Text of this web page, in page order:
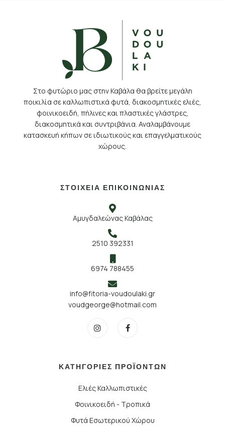
Στο φυτώριο μας στην Καβάλα θα βρείτε μεγάλη
ποικιλία σε καλλωπιστικά φυτά, διακοσμητικές ελιές,
φοινικοειδή, πήλινες και πλαστικές γλάστρες,
διακοσμητικά και συντριβάνια. Αναλαμβάνουμε
κατασκευή κήπων σε ιδιωτικούς και επαγγελματικούς
χώρους.
ΣΤΟΙΧΕΙΑ ΕΠΙΚΟΙΝΩΝΙΑΣ
Αμυγδαλεώνας Καβάλας
2510 392331
6974 788455
info@fitoria-voudoulaki.gr
voudgeorge@hotmail.com
ΚΑΤΗΓΟΡΙΕΣ ΠΡΟΪΟΝΤΩΝ
Ελιές Καλλωπιστικές
Φοινικοειδή - Τροπικά
Φυτά Εσωτερικού Χώρου